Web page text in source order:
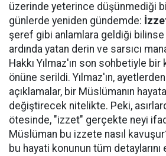
üzerinde yeterince düşünmediği
günlerde yeniden gündemde:
şeref gibi anlamlara geldiği
ardında yatan derin ve sarsıcı
Hakkı Yılmaz'ın son sohbetiyle
önüne serildi. Yılmaz'ın, ayetlerden
açıklamalar, bir Müslümanın
değiştirecek nitelikte. Peki,
ötesinde, "izzet" gerçekte neyi
Müslüman bu izzete nasıl
bu hayati konunun tüm detaylarını